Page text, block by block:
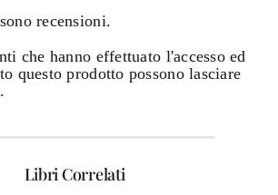
recensioni.
che hanno effettuato l'accesso ed
questo prodotto possono lasciare
Libri Correlati